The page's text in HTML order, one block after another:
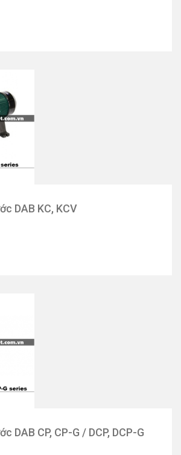
DAB KC, KCV
DAB CP, CP-G / DCP, DCP-G